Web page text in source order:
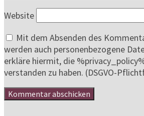
Website
Mit dem Absenden des
werden auch personenbezogene
erkläre hiermit, die
verstanden zu haben. (DSGVO-